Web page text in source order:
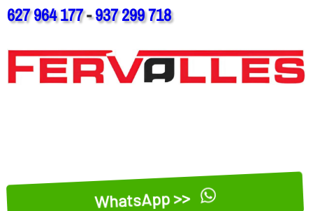
627 964 177-937 299 718
WhatsApp >>